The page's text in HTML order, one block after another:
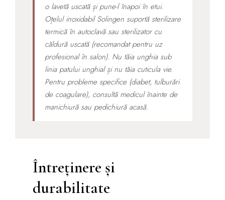
o lavetă uscată și pune-l înapoi în etui.
Oțelul inoxidabil Solingen suportă sterilizare
termică în autoclavă sau sterilizator cu
căldură uscată (recomandat pentru uz
profesional în salon). Nu tăia unghia sub
linia patului unghial și nu tăia cuticula vie.
Pentru probleme specifice (diabet, tulburări
de coagulare), consultă medicul înainte de
manichiură sau pedichiură acasă.
Întreținere și
durabilitate